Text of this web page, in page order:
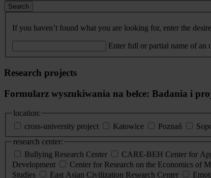
Search
If you haven’t found what you are looking for, enter the
Enter full or partial name of an
Research projects
Formularz wyszukiwania na belce: Badania i
location:
cross-university project
Katowice Poznań
research center:
Bullying Research Center
CARE-BEH Center for
Development
Center for Research on the Economics of
Studies
East Asian Civilization Research Center